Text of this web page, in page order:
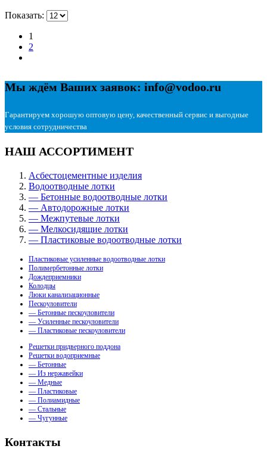
Показать:
1
2
Мы ждём Ваших заявок: info@vodoo.ru
Гарантируем хорошую оптовую цену, качественный сервис и выгодные
условия сотрудничества
НАШ АССОРТИМЕНТ
Асбестоцементные изделия
Водоотводные лотки
— Бетонные водоотводные лотки
— Автодорожные лотки
— Межпутевые лотки
— Мелкосидящие лотки
— Пластиковые водоотводные лотки
Пластиковые усиленные водоотводные лотки
Полимербетонные лотки
Дождеприемники
Колодцы
Люки канализационные
Пескоуловители
— Бетонные пескоуловители
— Усиленные пескоуловители
— Пластиковые пескоуловители
Решетки придверного поддона
Решетки водоприемные
— Бетонные
— Из нержавейки
— Медные
— Пластиковые
— Полиамидные
— Стальные
— Чугунные
Контакты